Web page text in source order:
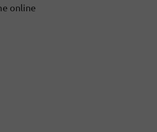
online